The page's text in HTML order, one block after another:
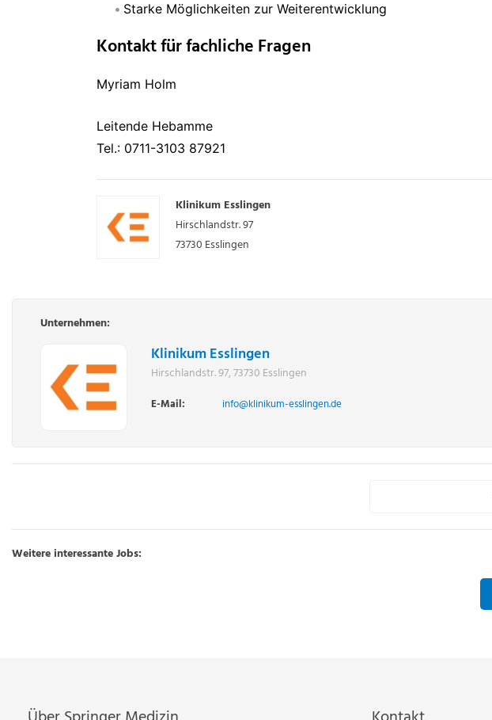
Starke Möglichkeiten zur Weiterentwicklung
Kontakt für fachliche Fragen
Myriam Holm
Leitende Hebamme
Tel.: 0711-3103 87921
Klinikum Esslingen
Hirschlandstr. 97
73730 Esslingen
Unternehmen:
Klinikum Esslingen
Hirschlandstr. 97, 73730 Esslingen
E-Mail: info@klinikum-esslingen.de
Weitere interessante Jobs: